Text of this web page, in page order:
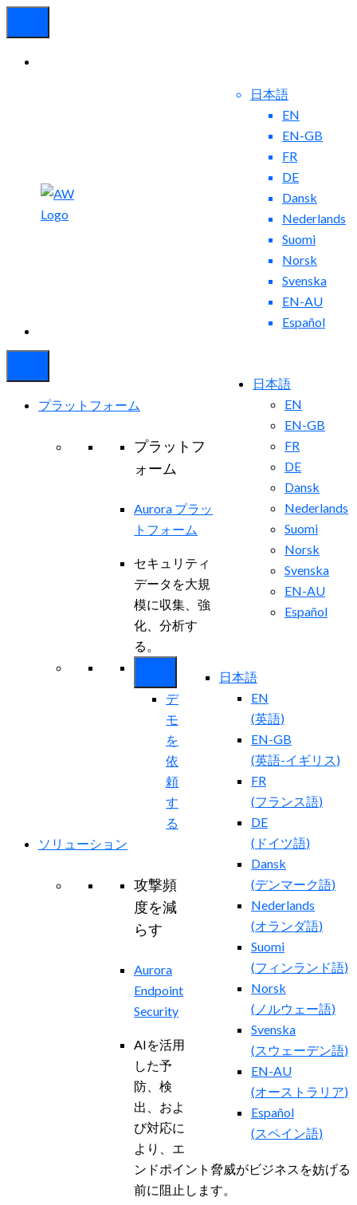
日本語
EN
EN-GB
FR
DE
Dansk
Nederlands
Suomi
Norsk
Svenska
EN-AU
Español
日本語
EN
EN-GB
FR
DE
Dansk
Nederlands
Suomi
Norsk
Svenska
EN-AU
Español
プラットフォーム
プラットフ
ォーム
Aurora プラッ
トフォーム
セキュリティ
データを大規
模に収集、強
化、分析す
る。
日本語
EN
(英語)
EN-GB
(英語-イギリス)
FR
(フランス語)
DE
( ドイツ語)
Dansk
(デンマーク語)
Nederlands
(オランダ語)
Suomi
(フィンランド語)
Norsk
( ノルウェー語)
Svenska
(スウェーデン語)
EN-AU
(オーストラリア)
Español
(スペイン語)
デ
モ
を
依
頼
す
る
ソリューション
攻撃頻
度を減
らす
Aurora
Endpoint
Security
AIを活用
した予
防、検
出、およ
び対応に
より、エ
ンドポイント脅威がビジネスを妨げる
前に阻止します。